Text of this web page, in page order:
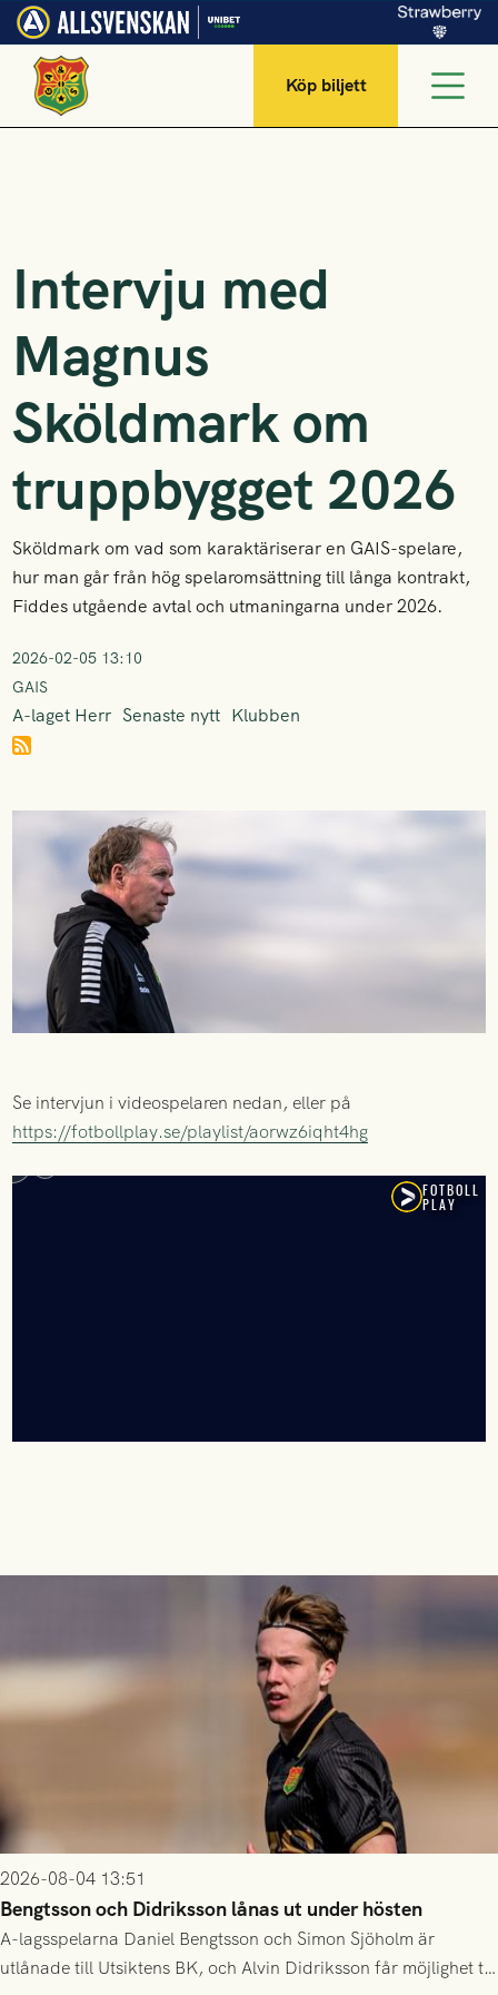
Köp biljett
Intervju med
Magnus
Sköldmark om
truppbygget 2026
Sköldmark om vad som karaktäriserar en GAIS-spelare,
hur man går från hög spelaromsättning till långa kontrakt,
Fiddes utgående avtal och utmaningarna under 2026.
2026-02-05 13:10
GAIS
A-laget Herr Senaste nytt Klubben
Se intervjun i videospelaren nedan, eller på
https://fotbollplay.se/playlist/aorwz6iqht4hg
2026-08-04 13:51
Bengtsson och Didriksson lånas ut under hösten
A-lagsspelarna Daniel Bengtsson och Simon Sjöholm är
utlånade till Utsiktens BK, och Alvin Didriksson får möjlighet till